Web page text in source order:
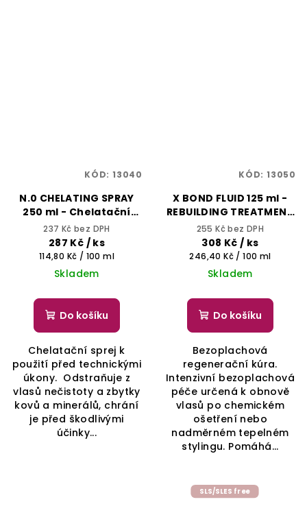
N.0 CHELATING SPRAY
250 ml - Chelatační
sprej s kyselinou
hyaluronovou -
REBUILDING TREATMENT
237 Kč bez DPH
287 Kč / ks
Měrná
cena:
114,80 Kč / 100 ml
Skladem
Do košíku
Chelatační sprej k
použití před technickými
úkony. Odstraňuje z
vlasů nečistoty a zbytky
kovů a minerálů, chrání
je před škodlivými
účinky...
KÓD: 13040
X BOND FLUID 125 ml -
REBUILDING TREATMENT
- SELECTIVE
PROFESSIONAL
255 Kč bez DPH
308 Kč/ ks
Měrná
cena:
246,40 Kč / 100 ml
Skladem
Do košíku
Bezoplachová
regenerační kúra.
Intenzivní bezoplachová
péče určená k obnově
vlasů po chemickém
ošetření nebo
nadměrném tepelném
stylingu. Pomáhá...
KÓD: 13050
SLS/SLES free